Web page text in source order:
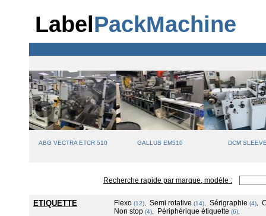
Label PackMachine
ABG VECTRA ETCR 510 GALLUS EM510 DCM
Recherche rapide par marque, modèle :
ETIQUETTE Flexo (12) Semi rotative (14) Sérigraphie (4)
Non stop (4) Périphérique étiquette (6)